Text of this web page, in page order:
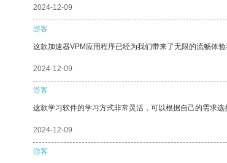
2024-12-09
游客
这款加速器VPM应用程序已经为我们带来了无限的流畅体验
2024-12-09
游客
这款学习软件的学习方式非常灵活，可以根据自己的需求
2024-12-09
游客